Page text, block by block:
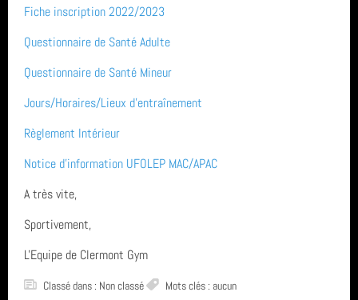
juin 2026 (2)
avril 2026 (1)
année 2025 (3)
année 2022 (6)
Fil des commentaires
Fiche inscription 2022/2023
Questionnaire de Santé Adulte
Questionnaire de Santé Mineur
Jours/Horaires/Lieux d'entraînement
Règlement Intérieur
Notice d'information UFOLEP MAC/APAC
A très vite,
Sportivement,
L'Equipe de Clermont Gym
Classé dans : Non classé Mots clés : aucun